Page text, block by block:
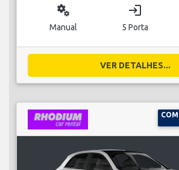
miscellaneous_services
Manual
login
5 Porta
VER DETALHES...